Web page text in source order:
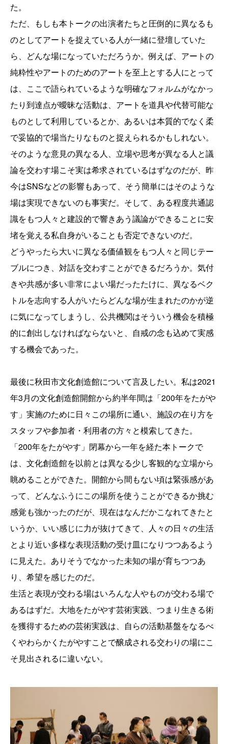
た。
ただ、もしも本トークの出演者たちと圧倒的に異なるも
のとしてアートを捉えている人が一緒に登壇していた
ら、どんな場になっていただろうか。例えば、アートの
純粋性やアートのためのアートを至上とする人にとって
は、ここで語られているような明確なフォルムがなかっ
たり到達点が曖昧な活動は、アートを道具や代替可能な
ものとして利用しているとか、あるいは本質的でなく柔
で妥協的で場当たりなものと捉えられるかもしれない。
そのような意見の異なる人、立場や思考が異なる人と議
論を交わす場こそ実は希求されているはずなのだが、昨
今はSNSなどの影響もあって、そう簡単にはそのような
場は実現できないのも事実だ。そして、ある程度共通認
識をもつ人々と建設的で響きあう議論ができることに安
堵を覚える私自身がいることも否定できないのだ。
どうやったら大いに異なる価値観をもつ人々と同じテー
ブルにつき、対話を交わすことができるだろうか。気付
きや共感が多い非常によい場だったたけに、異なるベク
トルを志向する人がいたらどんな場が生まれたのかが逆
に気になってしまうし、公共機関はそういう機会を積極
的に創出しなければならないと、自戒の念も込めて実感
する機会であった。
最後に秋田市文化創造館について言及したい。私は2021
年3月の文化創造館開館から約半年間は「200年をたがや
す」実施のために日々この場所に通い、施設の在り方を
スタッフや参加者・利用者の方々と模索してきた。
「200年をたがやす」閉幕から一年を経た本トークで
は、文化創造館を以前とは異なる少し客観的な立場から
眺めることができた。開館から間もない頃は緊張感があ
って、どんなふうにこの場所を使うことができるか挑む
感覚も強かったのだが、現在はなんだかこなれてきたと
いうか、いい感じに力が抜けてきて、人々の日々の生活
とより近い多様な表現活動の受け皿になりつつあるよう
に見えた。ありそうでなかった未知の場が育ちつつあ
り、希望を感じたのだ。
生活と表現が交わる場はいろんな人やものが交わる場で
あるはずだ。大地をたがやす芸術実践、つまり生きる術
を獲得するための芸術実践は、自らの活動基盤をなるべ
くやわらかくたがやすことで醸成される交わりの場にこ
そ見出されるに違いない。